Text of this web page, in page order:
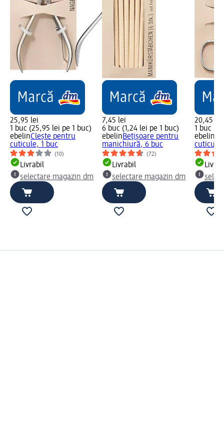
25,95 lei
1 buc (25,95 lei pe 1 buc)
ebelinClește pentru
cuticule, 1 buc
(10)
Livrabil
selectare magazin dm
7,45 lei
6 buc (1,24 lei pe 1 buc)
ebelinBețișoare pentru
manichiură, 6 buc
(72)
Livrabil
selectare magazin dm
20,45 lei
1 buc
ebelin
cuticule,